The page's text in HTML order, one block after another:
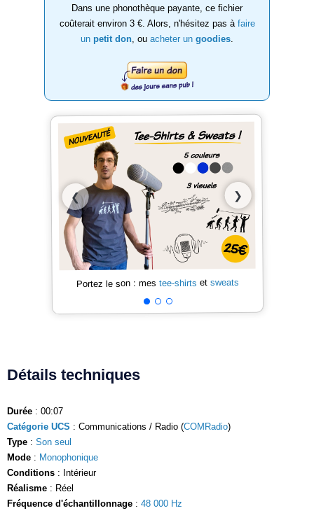
Dans une phonothèque payante, ce fichier
coûterait environ 3 €. Alors, n'hésitez pas à faire
un petit don , ou acheter un goodies
❮ ❯
Portez le son : mes tee-shirts et sweats
Détails techniques
Durée : 00:07
Catégorie UCS : Communications / Radio (COMRadio)
Type : Son seul
Mode : Monophonique
Conditions : Intérieur
Réalisme : Réel
Fréquence d'échantillonnage : 48 000 Hz